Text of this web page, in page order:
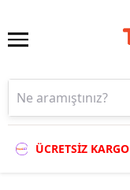
ÜCRETSİZ KARGO